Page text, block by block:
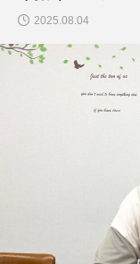
2025.08.04